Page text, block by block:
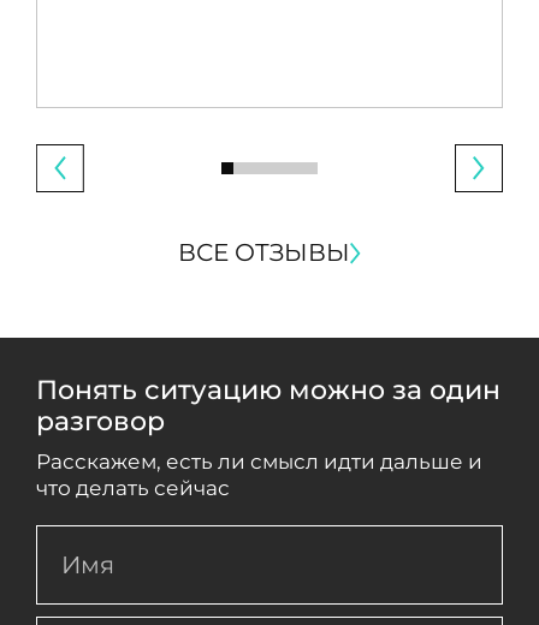
ВСЕ ОТЗЫВЫ
Понять ситуацию можно за один
разговор
Расскажем, есть ли смысл идти дальше и
что делать сейчас